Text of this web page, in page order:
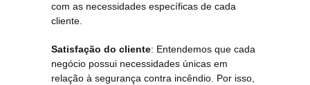
com as necessidades específicas de cada
cliente.
Satisfação do cliente: Entendemos que cada
negócio possui necessidades únicas em
relação à segurança contra incêndio. Por isso,